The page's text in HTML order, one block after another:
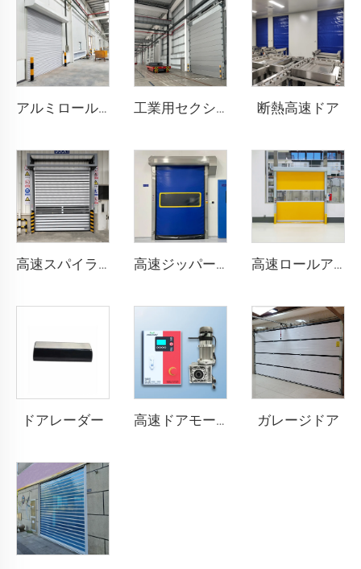
アルミロールシャッタードア 工業用セクショナルドア 断熱高速ドア
高速スパイラルドア 高速ジッパー式ドア 高速ロールアップドア
ドアレーダー 高速ドアモーター ガレージドア